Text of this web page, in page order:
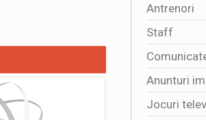
Antrenori
Staff
Anunturi
Jocuri